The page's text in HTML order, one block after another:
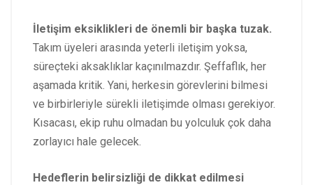
İletişim eksiklikleri de önemli bir başka tuzak.
Takım üyeleri arasında yeterli iletişim yoksa,
süreçteki aksaklıklar kaçınılmazdır. Şeffaflık, her
aşamada kritik. Yani, herkesin görevlerini bilmesi
ve birbirleriyle sürekli iletişimde olması gerekiyor.
Kısacası, ekip ruhu olmadan bu yolculuk çok daha
zorlayıcı hale gelecek.
Hedeflerin belirsizliği de dikkat edilmesi